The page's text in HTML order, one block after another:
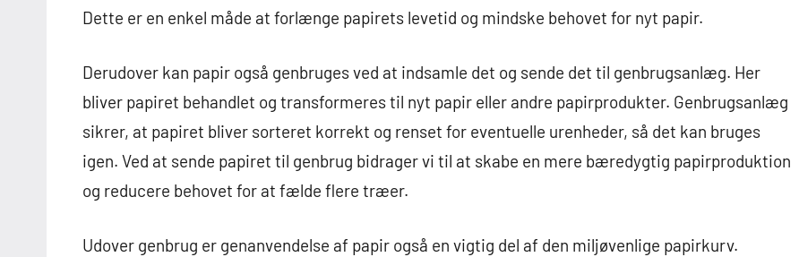
Dette er en enkel måde at forlænge papirets levetid og mindske behovet for nyt papir.
Derudover kan papir også genbruges ved at indsamle det og sende det til genbrugsanlæg. Her
bliver papiret behandlet og transformeres til nyt papir eller andre papirprodukter. Genbrugsanlæg
sikrer, at papiret bliver sorteret korrekt og renset for eventuelle urenheder, så det kan bruges
igen. Ved at sende papiret til genbrug bidrager vi til at skabe en mere bæredygtig papirproduktion
og reducere behovet for at fælde flere træer.
Udover genbrug er genanvendelse af papir også en vigtig del af den miljøvenlige papirkurv.